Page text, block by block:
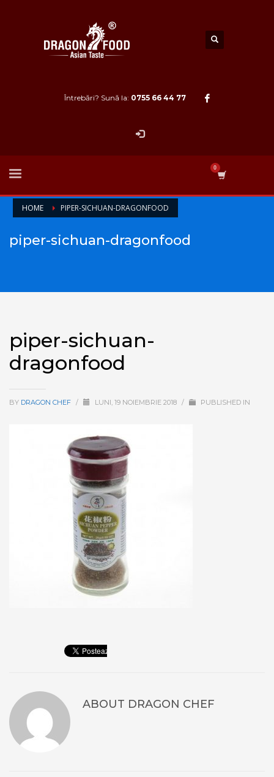
Întrebări? Sună la: 0755 66 44 77
HOME PIPER-SICHUAN-DRAGONFOOD
piper-sichuan-dragonfood
piper-sichuan-
dragonfood
BY DRAGON CHEF / LUNI, 19 NOIEMBRIE 2018 / PUBLISHED IN
ABOUT DRAGON CHEF